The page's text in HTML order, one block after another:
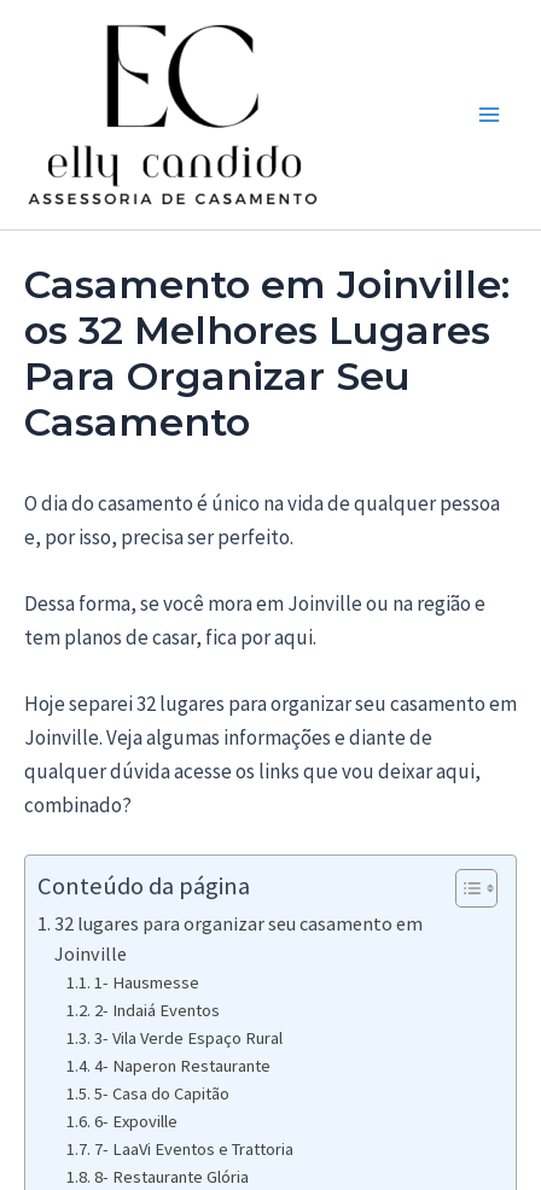
Casamento em Joinville:
os 32 Melhores Lugares
Para Organizar Seu
Casamento
O dia do casamento é único na vida de qualquer pessoa
e, por isso, precisa ser perfeito.
Dessa forma, se você mora em Joinville ou na região e
tem planos de casar, fica por aqui.
Hoje separei 32 lugares para organizar seu casamento em
Joinville. Veja algumas informações e diante de
qualquer dúvida acesse os links que vou deixar aqui,
combinado?
Conteúdo da página
32 lugares para organizar seu casamento em
Joinville
1- Hausmesse
2- Indaiá Eventos
3- Vila Verde Espaço Rural
4- Naperon Restaurante
5- Casa do Capitão
6- Expoville
7- LaaVi Eventos e Trattoria
8- Restaurante Glória